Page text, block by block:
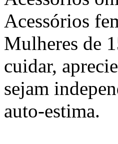
Acessórios
Mulheres de
cuidar,
sejam
auto-estima.